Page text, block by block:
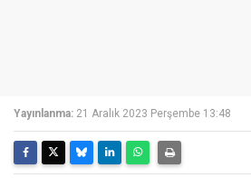
Yayınlanma: 21 Aralık 2023 Perşembe 13:48